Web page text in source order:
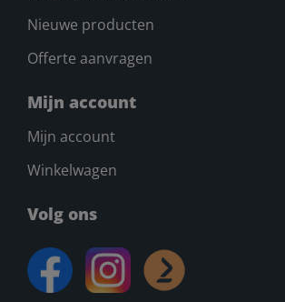
Nieuwe producten
Offerte aanvragen
Mijn account
Mijn account
Winkelwagen
Volg ons